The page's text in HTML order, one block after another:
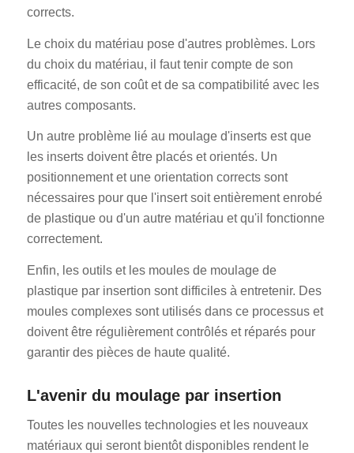
corrects.
Le choix du matériau pose d'autres problèmes. Lors
du choix du matériau, il faut tenir compte de son
efficacité, de son coût et de sa compatibilité avec les
autres composants.
Un autre problème lié au moulage d'inserts est que
les inserts doivent être placés et orientés. Un
positionnement et une orientation corrects sont
nécessaires pour que l'insert soit entièrement enrobé
de plastique ou d'un autre matériau et qu'il fonctionne
correctement.
Enfin, les outils et les moules de moulage de
plastique par insertion sont difficiles à entretenir. Des
moules complexes sont utilisés dans ce processus et
doivent être régulièrement contrôlés et réparés pour
garantir des pièces de haute qualité.
L'avenir du moulage par insertion
Toutes les nouvelles technologies et les nouveaux
matériaux qui seront bientôt disponibles rendent le